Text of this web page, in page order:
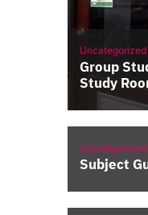
Uncategorized
Group
Study
Uncategorized
Subject